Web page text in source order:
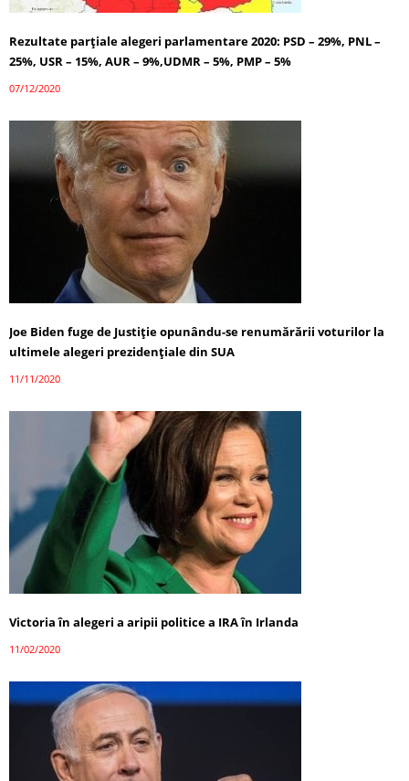
Rezultate parțiale alegeri parlamentare 2020: PSD – 29%, PNL –
25%, USR – 15%, AUR – 9%,UDMR – 5%, PMP – 5%
07/12/2020
Joe Biden fuge de Justiție opunându-se renumărării voturilor la
ultimele alegeri prezidențiale din SUA
11/11/2020
Victoria în alegeri a aripii politice a IRA în Irlanda
11/02/2020